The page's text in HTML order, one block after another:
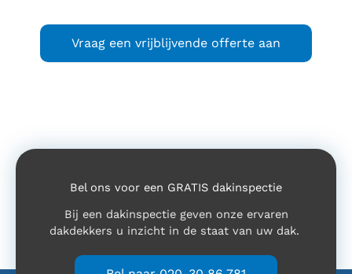
Vraag een vrijblijvende offerte aan
Bel ons voor een GRATIS dakinspectie
Bij een dakinspectie geven onze ervaren
dakdekkers u inzicht in de staat van uw dak.